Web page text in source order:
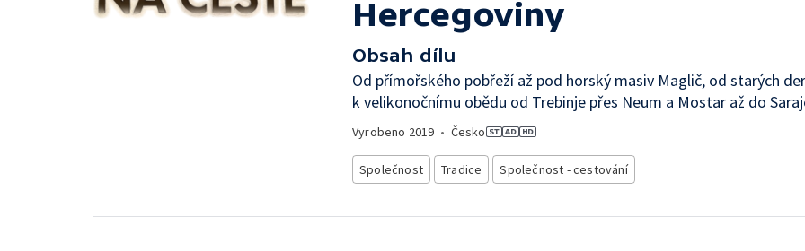
Hercegoviny
Obsah dílu
Od přímořského pobřeží až pod horský masiv Maglič, od starých
k velikonočnímu obědu od Trebinje přes Neum a Mostar až do
Vyrobeno 2019 • Česko
Společnost Tradice Společnost - cestování